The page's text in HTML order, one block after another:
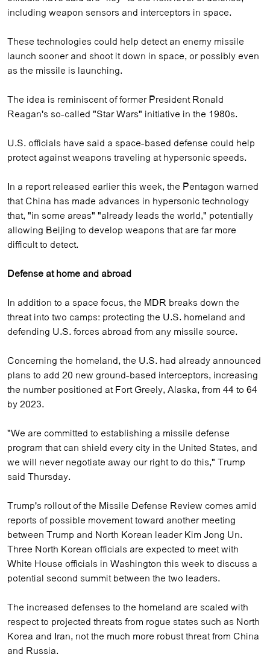
including weapon sensors and interceptors in space.
These technologies could help detect an enemy missile
launch sooner and shoot it down in space, or possibly even
as the missile is launching.
The idea is reminiscent of former President Ronald
Reagan's so-called "Star Wars" initiative in the 1980s.
U.S. officials have said a space-based defense could help
protect against weapons traveling at hypersonic speeds.
In a report released earlier this week, the Pentagon warned
that China has made advances in hypersonic technology
that, "in some areas" "already leads the world," potentially
allowing Beijing to develop weapons that are far more
difficult to detect.
Defense at home and abroad
In addition to a space focus, the MDR breaks down the
threat into two camps: protecting the U.S. homeland and
defending U.S. forces abroad from any missile source.
Concerning the homeland, the U.S. had already announced
plans to add 20 new ground-based interceptors, increasing
the number positioned at Fort Greely, Alaska, from 44 to 64
by 2023.
"We are committed to establishing a missile defense
program that can shield every city in the United States, and
we will never negotiate away our right to do this," Trump
said Thursday.
Trump's rollout of the Missile Defense Review comes amid
reports of possible movement toward another meeting
between Trump and North Korean leader Kim Jong Un.
Three North Korean officials are expected to meet with
White House officials in Washington this week to discuss a
potential second summit between the two leaders.
The increased defenses to the homeland are scaled with
respect to projected threats from rogue states such as North
Korea and Iran, not the much more robust threat from China
and Russia.